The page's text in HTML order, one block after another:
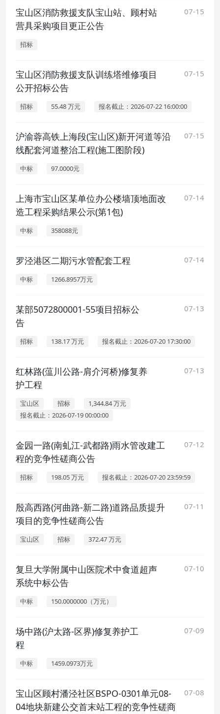
宝山区消防救援支队宝山站、顾村站
营具采购项目更正公告
07-15
招标
宝山区消防救援支队训练塔维修项目
公开招标公告
07-15
招标 55.48 万元 报名截止：2026-07-22 16:00:00
沪渝蓉高铁上海段(宝山区)新开河道等沿
线配套河道整治工程(施工图阶段)
07-15
中标 97.0000元
上海市宝山区某单位办公楼墙顶地面改
造工程采购结果公示(第1包)
07-14
中标 358088元
罗泾港区二期污水管配套工程 07-14
中标 1266.8957万元
某部5072800001-55项目招标公
告
07-13
招标 138.17 万元 报名截止：2026-07-20 17:30:00
红林路(蕰川公路-肩介河桥)修复养
护工程
07-13
宝山区 招标
1,344.84 万元
报名截止：2026-07-19 00:00:00
金园一路(南虬江-武都路)雨水管改建工
程的竞争性磋商公告
07-12
招标 198.05 万元 报名截止：2026-07-20 23:59:59
殷高西路(河曲路-新二路)道路品质提升
项目的竞争性磋商公告
07-11
宝山区 招标 372.47 万元
复旦大学附属中山医院术中食道超声
系统中标公告
07-10
中标 150.0000000（万元）
场中路(沪太路-区界)修复养护工
程
07-09
中标 1459.0973万元
宝山区顾村潘泾社区BSPO-0301单元08-
04地块新建公交首末站工程的竞争性磋商
07-08